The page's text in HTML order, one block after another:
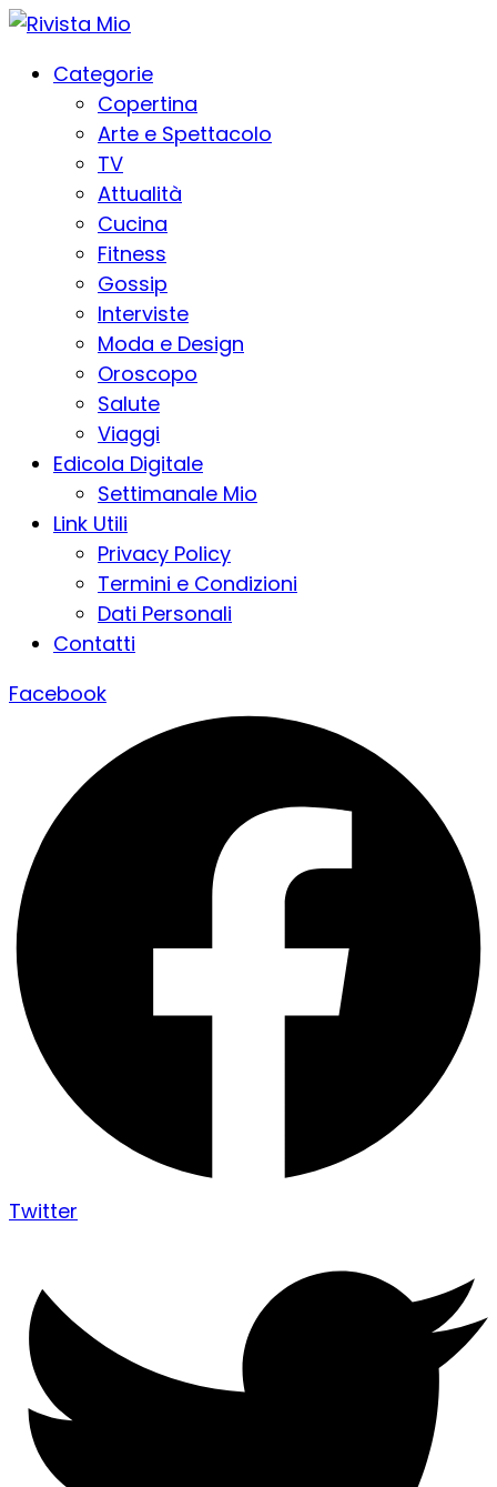
Categorie
Copertina
Arte e Spettacolo
TV
Attualità
Cucina
Fitness
Gossip
Interviste
Moda e Design
Oroscopo
Salute
Viaggi
Edicola Digitale
Settimanale Mio
Link Utili
Privacy Policy
Termini e Condizioni
Dati Personali
Contatti
Facebook
Twitter